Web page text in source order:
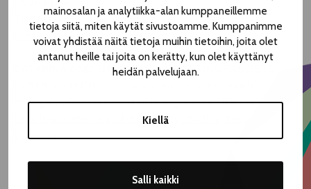
mainosalan ja analytiikka-alan kumppaneillemme
tietoja siitä, miten käytät sivustoamme. Kumppanimme
voivat yhdistää näitä tietoja muihin tietoihin, joita olet
antanut heille tai joita on kerätty, kun olet käyttänyt
heidän palvelujaan.
Kiellä
Salli kaikki
To 8.8. klo 19.00, pe 9.8. klo 16.30 | Teatterimonttu
Osta liput Plup plup -esitykseen.
CATARINA AND THE BEAUTY OF KILLING FASCISTS
portugali, tekstitys suomeksi ja englanniksi | Ikäsuositus 16+
Osta liput Catarina and the Beauty of Killing Fascists -
esitykseen.